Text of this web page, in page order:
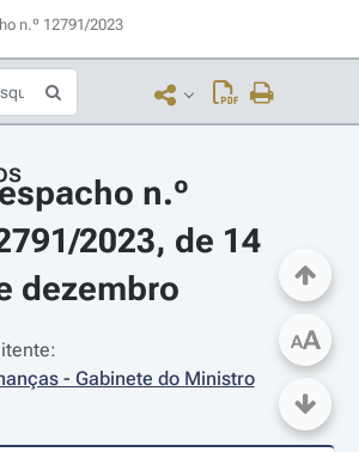
n.º 12791/2023
n.º
2023, de 14
dezembro
- Gabinete do Ministro
AA